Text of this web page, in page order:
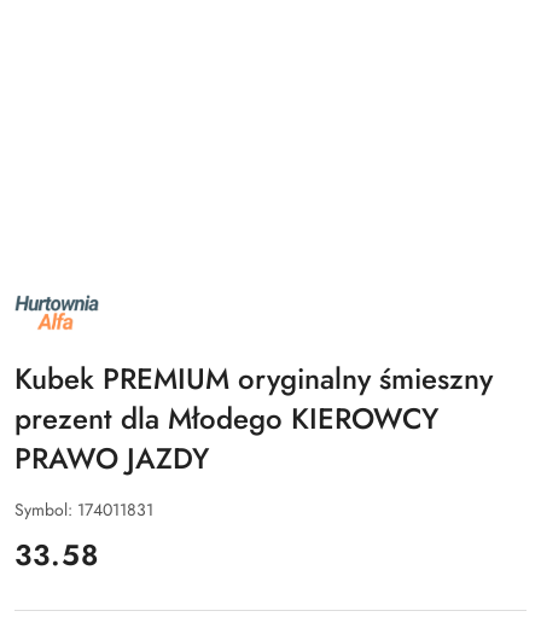
NAZWA
PRODUCENTA:
ALFA
Kubek PREMIUM oryginalny śmieszny
prezent dla Młodego KIEROWCY
PRAWO JAZDY
Symbol: 174011831
cena:
33.58